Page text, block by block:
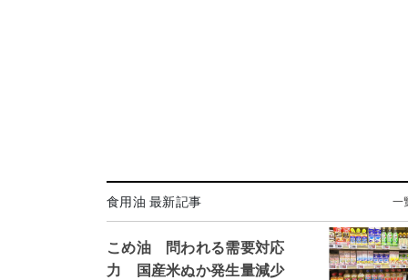
食用油 最新記事 一
こめ油 問われる需要対応
力 国産米ぬか発生量減少